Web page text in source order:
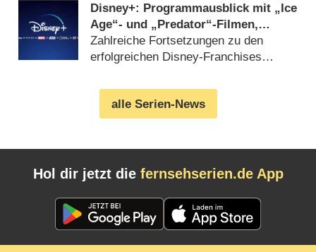
Disney+: Programmausblick mit „Ice
Age“- und „Predator“-Filmen,
„Willow“-Cast
Zahlreiche Fortsetzungen zu den
erfolgreichen Disney-Franchises
alle Serien-News
Hol dir jetzt die fernsehserien.de App